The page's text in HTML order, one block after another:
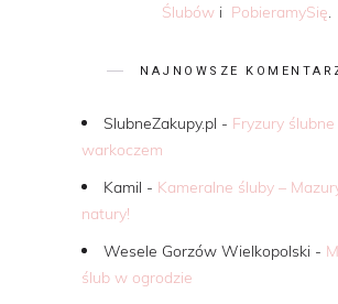
Ślubów i PobieramySię.
NAJNOWSZE
SlubneZakupy.pl - Fryzury
warkoczem
Kamil - Kameralne śluby –
natury!
Wesele Gorzów Wielkopolski -
ślub w ogrodzie